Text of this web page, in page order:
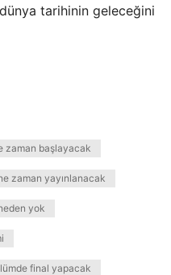
tarihinin geleceğini
zaman başlayacak
zaman yayınlanacak
yok
final yapacak